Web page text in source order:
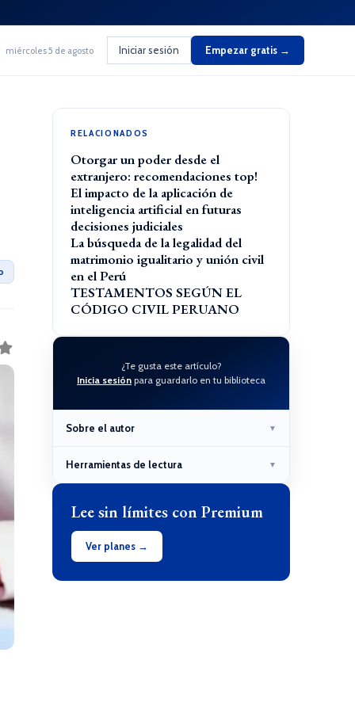
miércoles 5 de agosto Iniciar sesión Empezar gratis →
RELACIONADOS
Otorgar un poder desde el
extranjero: recomendaciones top!
El impacto de la aplicación de
inteligencia artificial en futuras
decisiones judiciales
La búsqueda de la legalidad del
matrimonio igualitario y unión civil
en el Perú
TESTAMENTOS SEGÚN EL
CÓDIGO CIVIL PERUANO
¿Te gusta este artículo?
Inicia sesión para guardarlo en tu biblioteca
Sobre el autor ▼
Herramientas de lectura ▼
Lee sin límites con Premium
Ver planes →